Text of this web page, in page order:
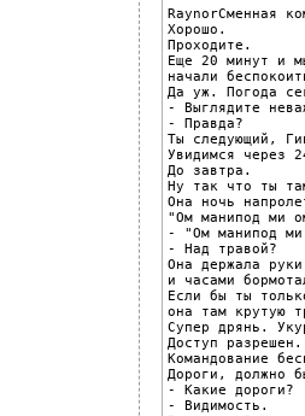
RaynorСменная
Хорошо.
Проходите.
Еще 20 минут и
начали
Да уж. Погода
- Выглядите
- Правда?
Ты следующий,
Увидимся через
До завтра.
Ну так что ты
Она ночь
"Ом манипод ми
- "Ом манипод
- Над травой?
Она держала
и часами
Если бы ты
она там крутую
Супер дрянь.
Доступ разрешен.
Командование
Дороги, должно
- Какие дороги?
- Видимость.